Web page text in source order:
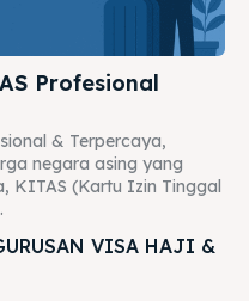
Profesional
& Terpercaya,
negara asing yang
KITAS (Kartu Izin Tinggal
VISA HAJI &